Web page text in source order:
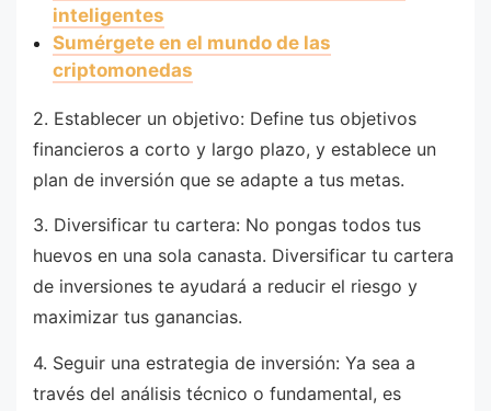
inteligentes
Sumérgete en el mundo de las
criptomonedas
2. Establecer un objetivo: Define tus objetivos
financieros a corto y largo plazo, y establece un
plan de inversión que se adapte a tus metas.
3. Diversificar tu cartera: No pongas todos tus
huevos en una sola canasta. Diversificar tu cartera
de inversiones te ayudará a reducir el riesgo y
maximizar tus ganancias.
4. Seguir una estrategia de inversión: Ya sea a
través del análisis técnico o fundamental, es